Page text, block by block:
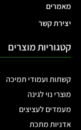
מאמרים
יצירת קשר
קטגוריות מוצרים
קשתות ועמודי תמיכה
מוצרי נוי לגינה
מעמדים לעציצים
אדניות מתכת